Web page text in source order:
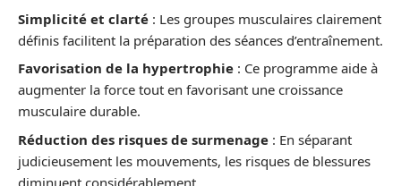
Simplicité et clarté : Les groupes musculaires clairement
définis facilitent la préparation des séances d’entraînement.
Favorisation de la hypertrophie : Ce programme aide à
augmenter la force tout en favorisant une croissance
musculaire durable.
Réduction des risques de surmenage : En séparant
judicieusement les mouvements, les risques de blessures
diminuent considérablement.